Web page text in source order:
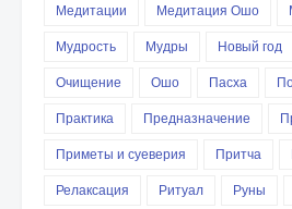
Медитации
Медитация Ошо
Мудрость
Мудры Новый год
Очищение
Ошо Пасха
Практика
Предназначение
Приметы и суеверия
Притча
Релаксация
Ритуал Руны